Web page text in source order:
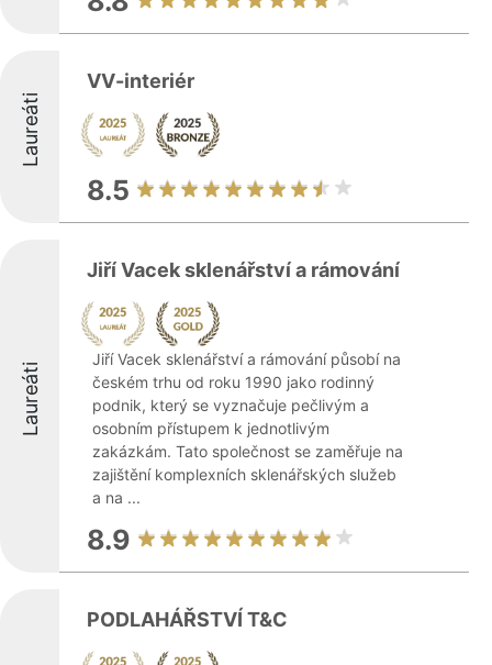
Laureáti
VV-interiér
8.5
Laureáti
Jiří Vacek sklenářství a rámování
Jiří Vacek sklenářství a rámování působí na
českém trhu od roku 1990 jako rodinný
podnik, který se vyznačuje pečlivým a
osobním přístupem k jednotlivým
zakázkám. Tato společnost se zaměřuje na
zajištění komplexních sklenářských služeb
a na ...
8.9
PODLAHÁŘSTVÍ T&C